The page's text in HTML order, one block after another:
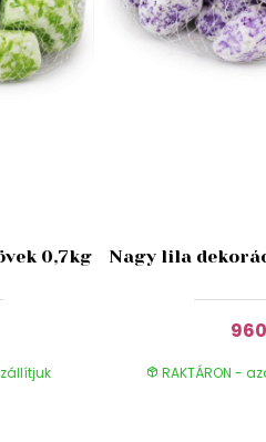
0,7kg Nagy lila
RAKTÁRON -